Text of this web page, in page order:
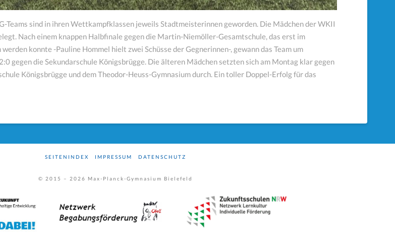
Teams sind in ihren Wettkampfklassen jeweils Stadtmeisterinnen geworden. Die Mädchen der WKII
Nach einem knappen Halbfinale gegen die Martin-Niemöller-Gesamtschule, das erst im
konnte -Pauline Hommel hielt zwei Schüsse der Gegnerinnen-, gewann das Team um
gegen die Sekundarschule Königsbrügge. Die älteren Mädchen setzten sich am Montag klar gegen
Königsbrügge und dem Theodor-Heuss-Gymnasium durch. Ein toller Doppel-Erfolg für das
SEITENINDEX IMPRESSUM DATENSCHUTZ
© 2015 – 2026 Max-Planck-Gymnasium Bielefeld